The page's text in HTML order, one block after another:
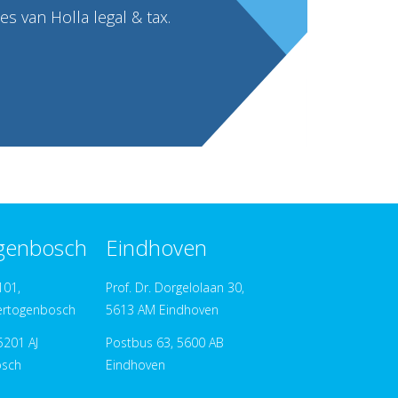
van Holla legal & tax.
AJ
Eindhoven
Prof. Dr. Dorgelolaan 30,
5613 AM Eindhoven
Postbus 63, 5600 AB
Eindhoven